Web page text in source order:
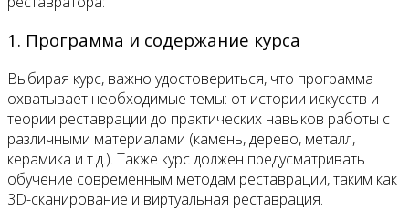
1. Программа и содержание курса
Выбирая курс, важно удостовериться, что программа
охватывает необходимые темы: от истории искусств и
теории реставрации до практических навыков работы с
различными материалами (камень, дерево, металл,
керамика и т.д.). Также курс должен предусматривать
обучение современным методам реставрации, таким как
3D-сканирование и виртуальная реставрация.